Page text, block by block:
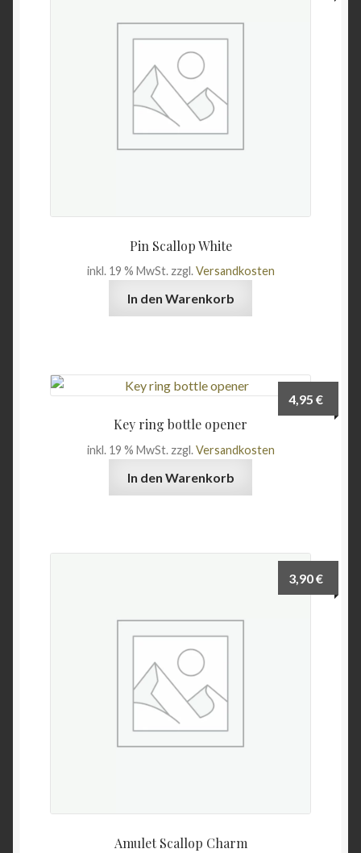
Pin Scallop White
inkl. 19 % MwSt. zzgl.Versandkosten
In den Warenkorb
Key ring bottle opener
4,95€
inkl. 19 % MwSt. zzgl.Versandkosten
In den Warenkorb
Amulet Scallop Charm
3,90€